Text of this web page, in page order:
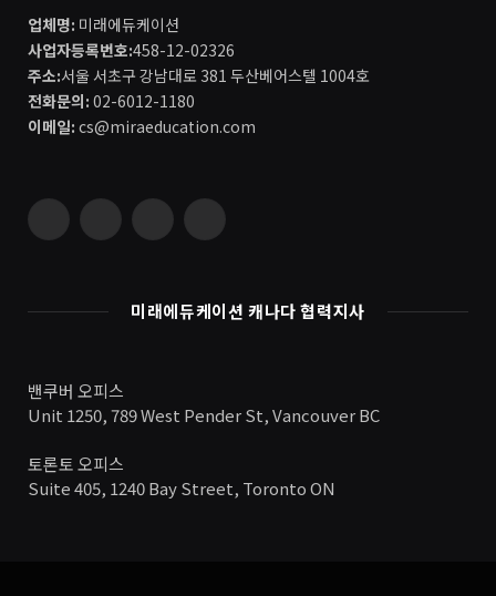
업체명: 미래에듀케이션
사업자등록번호:458-12-02326
주소:서울 서초구 강남대로 381 두산베어스텔 1004호
전화문의: 02-6012-1180
이메일: cs@miraeducation.com
InstagramVimeo YouTube RSS
미래에듀케이션 캐나다 협력지사
밴쿠버 오피스
Unit 1250, 789 West Pender St, Vancouver BC
토론토 오피스
Suite 405, 1240 Bay Street, Toronto ON